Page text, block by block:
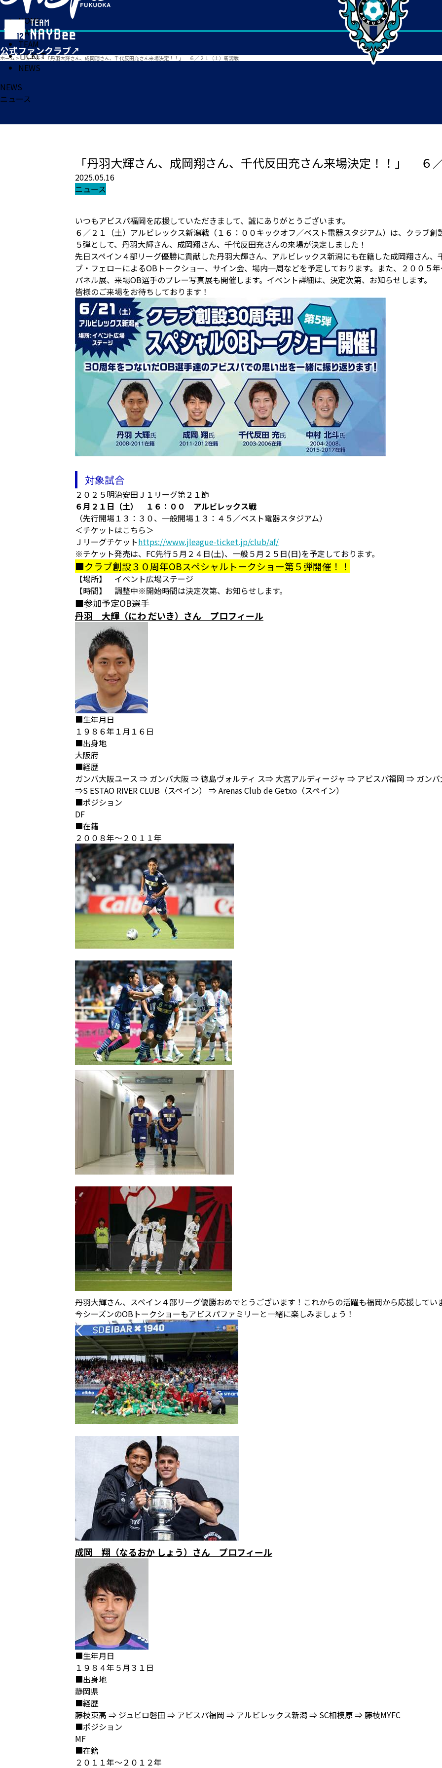
HOME
MATCH
TEAM
TICKET
NEWS
ホーム > ニュース> 「丹羽大輝さん、成岡翔さん、千代反田充さん来場決定！！」 ６／２１（土）新潟戦
NEWS
ニュース
「丹羽大輝さん、成岡翔さん、千代反田充さん来場決定！！」 ６
2025.05.16
ニュース
いつもアビスパ福岡を応援していただきまして、誠にありがとうございます。
６／２１（土）アルビレックス新潟戦（１６：００キックオフ／ベスト電器スタジアム）は、クラブ
５弾として、丹羽大輝さん、成岡翔さん、千代反田充さんの来場が決定しました！
先日スペイン４部リーグ優勝に貢献した丹羽大輝さん、アルビレックス新潟にも在籍した成岡翔さん
ブ・フェローによるOBトークショー、サイン会、場内一周などを予定しております。また、２００５
パネル展、来場OB選手のプレー写真展も開催します。イベント詳細は、決定次第、お知らせします。
皆様のご来場をお待ちしております！
対象試合
２０２５明治安田Ｊ１リーグ第２１節
６月２１日（土） １６：００ アルビレックス戦
（先行開場１３：３０、一般開場１３：４５／ベスト電器スタジアム）
＜チケットはこちら＞
Ｊリーグチケットhttps://www.jleague-ticket.jp/club/af/
※チケット発売は、FC先行５月２４日(土)、一般５月２５日(日)を予定しております。
■クラブ創設３０周年OBスペシャルトークショー第５弾開催！！
【場所】 イベント広場ステージ
【時間】 調整中※開始時間は決定次第、お知らせします。
■参加予定OB選手
丹羽 大輝（にわ だいき）さん プロフィール
■生年月日
１９８６年１月１６日
■出身地
大阪府
■経歴
ガンバ大阪ユース ⇒ ガンバ大阪 ⇒ 徳島ヴォルティ ス⇒ 大宮アルディージャ ⇒ アビスパ福岡 ⇒ ガン
⇒S ESTAO RIVER CLUB（スペイン） ⇒ Arenas Club de Getxo（スペイン）
■ポジション
DF
■在籍
２００８年～２０１１年
丹羽大輝さん、スペイン４部リーグ優勝おめでとうございます！これからの活躍も福岡から応援してい
今シーズンのOBトークショーもアビスパファミリーと一緒に楽しみましょう！
成岡 翔（なるおか しょう）さん プロフィール
■生年月日
１９８４年５月３１日
■出身地
静岡県
■経歴
藤枝東高 ⇒ ジュビロ磐田 ⇒ アビスパ福岡 ⇒ アルビレックス新潟 ⇒ SC相模原 ⇒ 藤枝MYFC
■ポジション
MF
■在籍
２０１１年～２０１２年